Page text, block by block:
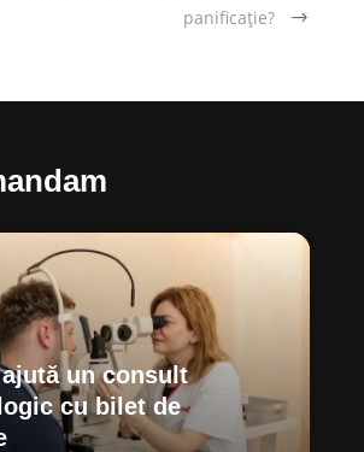
panificație?
un consult
cu bilet de